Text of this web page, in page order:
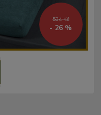
534 Kč
- 26 %